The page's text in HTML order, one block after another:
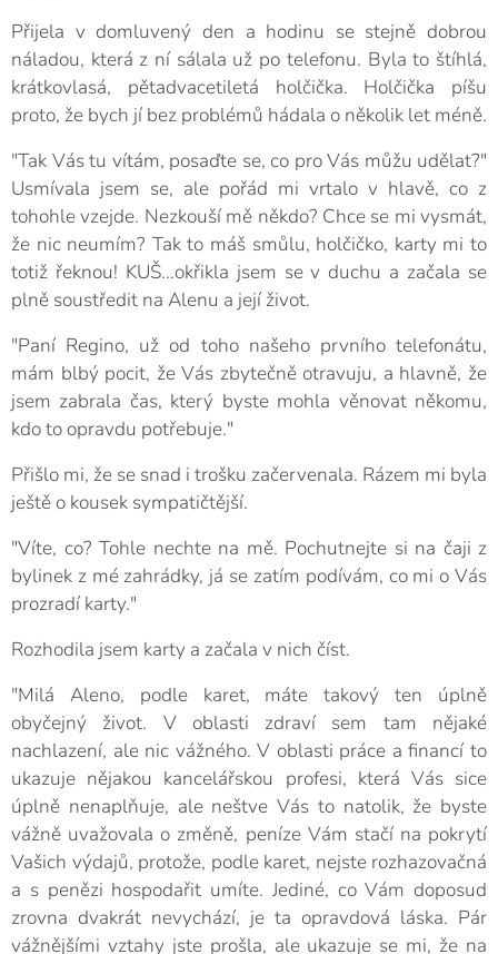
Přijela v domluvený den a hodinu se stejně dobrou
náladou, která z ní sálala už po telefonu. Byla to štíhlá,
krátkovlasá, pětadvacetiletá holčička. Holčička píšu
proto, že bych jí bez problémů hádala o několik let méně.
"Tak Vás tu vítám, posaďte se, co pro Vás můžu udělat?"
Usmívala jsem se, ale pořád mi vrtalo v hlavě, co z
tohohle vzejde. Nezkouší mě někdo? Chce se mi vysmát,
že nic neumím? Tak to máš smůlu, holčičko, karty mi to
totiž řeknou! KUŠ...okřikla jsem se v duchu a začala se
plně soustředit na Alenu a její život.
"Paní Regino, už od toho našeho prvního telefonátu,
mám blbý pocit, že Vás zbytečně otravuju, a hlavně, že
jsem zabrala čas, který byste mohla věnovat někomu,
kdo to opravdu potřebuje."
Přišlo mi, že se snad i trošku začervenala. Rázem mi byla
ještě o kousek sympatičtější.
"Víte, co? Tohle nechte na mě. Pochutnejte si na čaji z
bylinek z mé zahrádky, já se zatím podívám, co mi o Vás
prozradí karty."
Rozhodila jsem karty a začala v nich číst.
"Milá Aleno, podle karet, máte takový ten úplně
obyčejný život. V oblasti zdraví sem tam nějaké
nachlazení, ale nic vážného. V oblasti práce a financí to
ukazuje nějakou kancelářskou profesi, která Vás sice
úplně nenaplňuje, ale neštve Vás to natolik, že byste
vážně uvažovala o změně, peníze Vám stačí na pokrytí
Vašich výdajů, protože, podle karet, nejste rozhazovačná
a s penězi hospodařit umíte. Jediné, co Vám doposud
zrovna dvakrát nevychází, je ta opravdová láska. Pár
vážnějšími vztahy jste prošla, ale ukazuje se mi, že na